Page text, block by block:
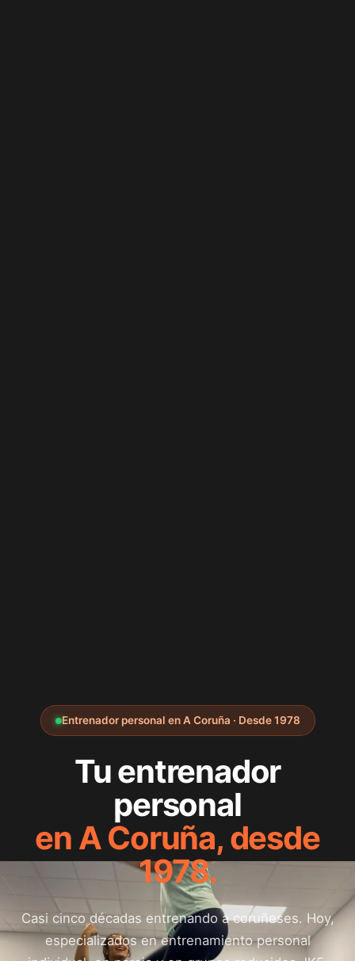
Entrenador personal en A Coruña · Desde 1978
Tu entrenador
personal
en A Coruña, desde
1978.
Casi cinco décadas entrenando a coruñeses. Hoy,
especializados en entrenamiento personal